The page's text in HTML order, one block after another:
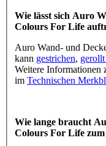
Wie lässt sich Auro
Colours For Life
Auro Wand- und
kann gestrichen, gerollt
Weitere Informationen
im Technischen
Wie lange braucht
Colours For Life